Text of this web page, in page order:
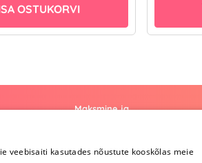
OSTUKORVI
Maksmine ja
Maksmine ja
veebisaiti kasutades nõustute kooskõlas meie